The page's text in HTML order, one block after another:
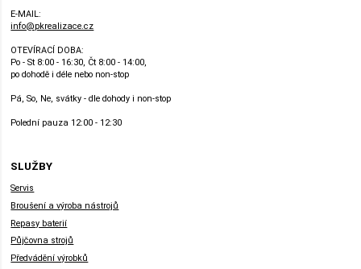
E-MAIL:
info@pkrealizace.cz
OTEVÍRACÍ DOBA:
Po - St 8:00 - 16:30, Čt 8:00 - 14:00,
po dohodě i déle nebo non-stop
Pá, So, Ne, svátky - dle dohody i non-stop
Polední pauza 12:00 - 12:30
SLUŽBY
Servis
Broušení a výroba nástrojů
Repasy baterií
Půjčovna strojů
Předvádění výrobků